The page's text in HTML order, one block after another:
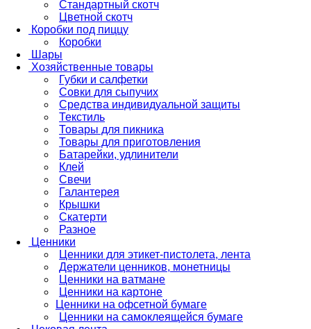
Стандартный скотч
Цветной скотч
Коробки под пиццу
Коробки
Шары
Хозяйственные товары
Губки и салфетки
Совки для сыпучих
Средства индивидуальной защиты
Текстиль
Товары для пикника
Товары для приготовления
Батарейки, удлинители
Клей
Свечи
Галантерея
Крышки
Скатерти
Разное
Ценники
Ценники для этикет-пистолета, лента
Держатели ценников, монетницы
Ценники на ватмане
Ценники на картоне
Ценники на офсетной бумаге
Ценники на самоклеящейся бумаге